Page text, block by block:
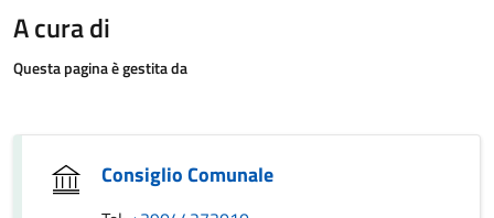
A cura di
Questa pagina è gestita da
Consiglio Comunale